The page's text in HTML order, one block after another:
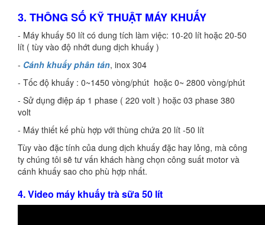
3. THÔNG SỐ KỸ THUẬT MÁY KHUẤY
- Máy khuấy 50 lít có dung tích làm việc: 10-20 lít hoặc 20-50
lít ( tùy vào độ nhớt dung dịch khuấy )
- Cánh khuấy phân tán, inox 304
- Tốc độ khuấy : 0~1450 vòng/phút hoặc 0~ 2800 vòng/phút
- Sử dụng điệp áp 1 phase ( 220 volt ) hoặc 03 phase 380
volt
- Máy thiết kế phù hợp với thùng chứa 20 lít -50 lít
Tùy vào đặc tính của dung dịch khuấy đặc hay lỏng, mà công
ty chúng tôi sẽ tư vấn khách hàng chọn công suất motor và
cánh khuấy sao cho phù hợp nhất.
4. Video máy khuấy trà sữa 50 lít